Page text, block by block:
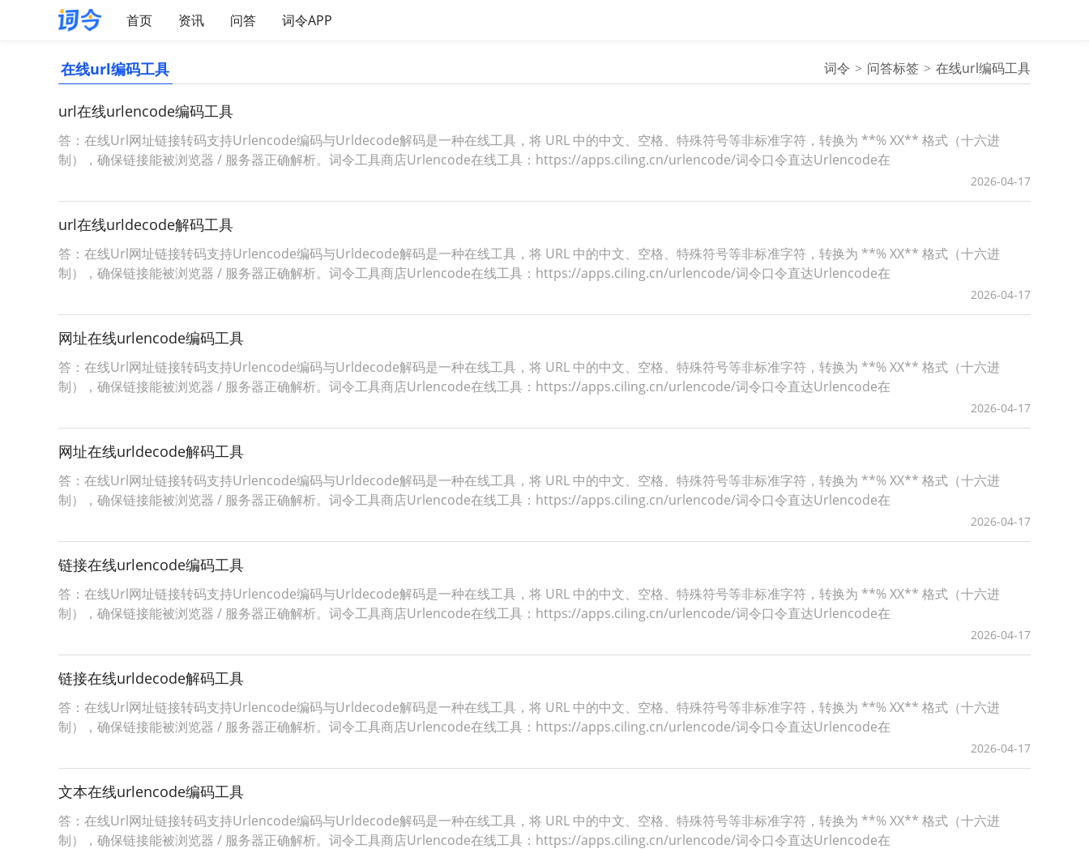
首页 资讯 问答 词令APP
在线url编码工具 词令 问答标签 在线url编码工具
url在线urlencode编码工具
答：在线Url网址链接转码支持Urlencode编码与Urldecode解码是一种在线工具，将 URL 中的中文、空格、特殊符号等非标准字符，转换为 **% XX** 格式（十六进
制），确保链接能被浏览器 / 服务器正确解析。词令工具商店Urlencode在线工具：https://apps.ciling.cn/urlencode/词令口令直达Urlencode在
2026-04-17
url在线urldecode解码工具
答：在线Url网址链接转码支持Urlencode编码与Urldecode解码是一种在线工具，将 URL 中的中文、空格、特殊符号等非标准字符，转换为 **% XX** 格式（十六进
制），确保链接能被浏览器 / 服务器正确解析。词令工具商店Urlencode在线工具：https://apps.ciling.cn/urlencode/词令口令直达Urlencode在
2026-04-17
网址在线urlencode编码工具
答：在线Url网址链接转码支持Urlencode编码与Urldecode解码是一种在线工具，将 URL 中的中文、空格、特殊符号等非标准字符，转换为 **% XX** 格式（十六进
制），确保链接能被浏览器 / 服务器正确解析。词令工具商店Urlencode在线工具：https://apps.ciling.cn/urlencode/词令口令直达Urlencode在
2026-04-17
网址在线urldecode解码工具
答：在线Url网址链接转码支持Urlencode编码与Urldecode解码是一种在线工具，将 URL 中的中文、空格、特殊符号等非标准字符，转换为 **% XX** 格式（十六进
制），确保链接能被浏览器 / 服务器正确解析。词令工具商店Urlencode在线工具：https://apps.ciling.cn/urlencode/词令口令直达Urlencode在
2026-04-17
链接在线urlencode编码工具
答：在线Url网址链接转码支持Urlencode编码与Urldecode解码是一种在线工具，将 URL 中的中文、空格、特殊符号等非标准字符，转换为 **% XX** 格式（十六进
制），确保链接能被浏览器 / 服务器正确解析。词令工具商店Urlencode在线工具：https://apps.ciling.cn/urlencode/词令口令直达Urlencode在
2026-04-17
链接在线urldecode解码工具
答：在线Url网址链接转码支持Urlencode编码与Urldecode解码是一种在线工具，将 URL 中的中文、空格、特殊符号等非标准字符，转换为 **% XX** 格式（十六进
制），确保链接能被浏览器 / 服务器正确解析。词令工具商店Urlencode在线工具：https://apps.ciling.cn/urlencode/词令口令直达Urlencode在
2026-04-17
文本在线urlencode编码工具
答：在线Url网址链接转码支持Urlencode编码与Urldecode解码是一种在线工具，将 URL 中的中文、空格、特殊符号等非标准字符，转换为 **% XX** 格式（十六进
制），确保链接能被浏览器 / 服务器正确解析。词令工具商店Urlencode在线工具：https://apps.ciling.cn/urlencode/词令口令直达Urlencode在